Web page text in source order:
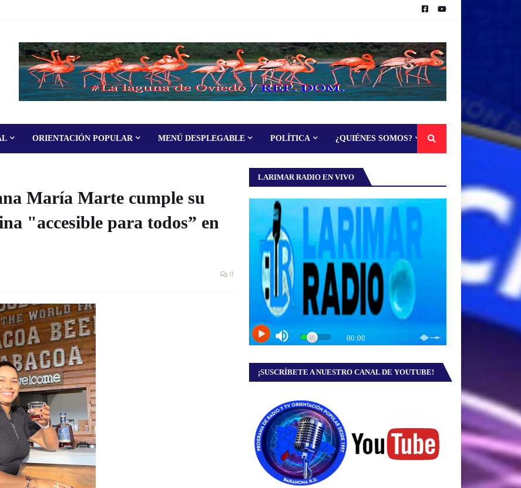
ORIENTACIÓN POPULAR MENÚ DESPLEGABLE POLÍTICA ¿QUIÉNES SOMOS?
María Marte cumple su
"accesible para todos” en
0
LARIMAR RADIO EN VIVO
¡SUSCRÍBETE A NUESTRO CANAL DE YOUTUBE!